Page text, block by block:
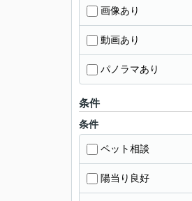
画像あり
動画あり
パノラマあり
条件
条件
ペット相談
陽当り良好